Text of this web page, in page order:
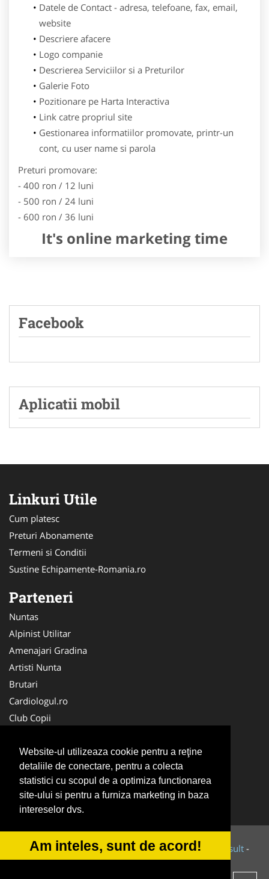
Website-ul utilizeaza cookie pentru a reţine
detaliile de conectare, pentru a colecta
statistici cu scopul de a optimiza functionarea
site-ului si pentru a furniza marketing in baza
intereselor dvs.
Am inteles, sunt de acord!
Datele de Contact - adresa, telefoane, fax, email,
website
Descriere afacere
Logo companie
Descrierea Serviciilor si a Preturilor
Galerie Foto
Pozitionare pe Harta Interactiva
Link catre propriul site
Gestionarea informatiilor promovate, printr-un
cont, cu user name si parola
Preturi promovare:
- 400 ron / 12 luni
- 500 ron / 24 luni
- 600 ron / 36 luni
It's online marketing time
Facebook
Aplicatii mobil
Linkuri Utile
Cum platesc
Preturi Abonamente
Termeni si Conditii
Sustine Echipamente-Romania.ro
Parteneri
Nuntas
Alpinist Utilitar
Amenajari Gradina
Artisti Nunta
Brutari
Cardiologul.ro
Club Copii
Ambalaje Romania
Cabinet-Individual.ro
CentruInchirieri.ro
Cursuri Romania
© 2014-2026 Powered byVilonMedia&Tokaido Consult -
ANPC SOL